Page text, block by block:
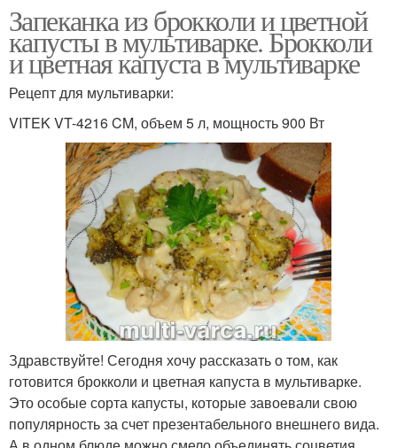
Запеканка из брокколи и цветной
капусты в мультиварке. Брокколи
и цветная капуста в мультиварке
Рецепт для мультиварки:
VITEK VT-4216 CM, объем 5 л, мощность 900 Вт
Здравствуйте! Сегодня хочу рассказать о том, как
готовится брокколи и цветная капуста в мультиварке.
Это особые сорта капусты, которые завоевали свою
популярность за счет презентабельного внешнего вида.